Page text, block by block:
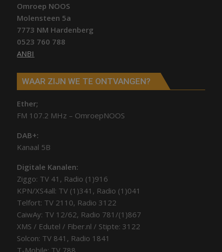
Omroep NOOS
Molensteen 5a
7773 NM Hardenberg
0523 760 788
ANBI
WAAR ZIJN WE TE ONTVANGEN?
Ether;
FM 107.2 MHz – OmroepNOOS
DAB+:
Kanaal 5B
Digitale Kanalen:
Ziggo: TV 41, Radio (1)916
KPN/XS4all: TV (1)341, Radio (1)041
Telfort: TV 2110, Radio 3122
CaiwAy: TV 12/62, Radio 781/(1)867
XMS / Edutel / Fiber.nl / Stipte: 3122
Solcon: TV 841, Radio 1841
T-Mobile: TV 788